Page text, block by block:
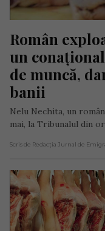
Român
un
de muncă,
banii
Nelu Nechita, un
mai, la Tribunalul din
Scris de Redacția Jurnal de